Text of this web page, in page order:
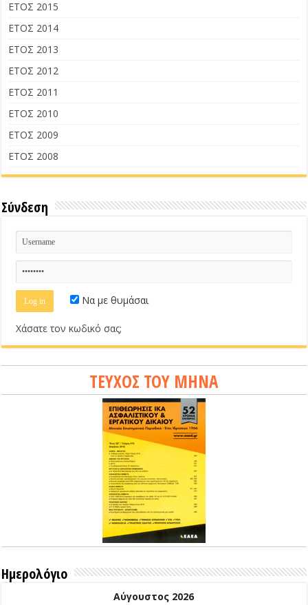
ΕΤΟΣ 2015
ΕΤΟΣ 2014
ΕΤΟΣ 2013
ΕΤΟΣ 2012
ΕΤΟΣ 2011
ΕΤΟΣ 2010
ΕΤΟΣ 2009
ΕΤΟΣ 2008
Σύνδεση
Να με θυμάσαι
Χάσατε τον κωδικό σας;
ΤΕΥΧΟΣ ΤΟΥ ΜΗΝΑ
Ημερολόγιο
Αύγουστος 2026